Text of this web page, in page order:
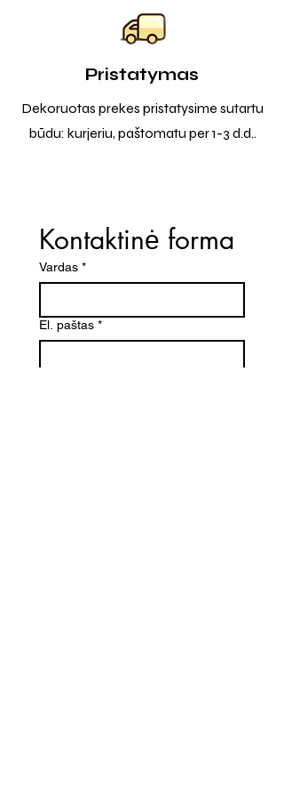
Pristatymas
Dekoruotas prekes pristatysime sutartu
būdu: kurjeriu, paštomatu per 1-3 d.d..
Kontaktinė forma
Vardas *
El. paštas *